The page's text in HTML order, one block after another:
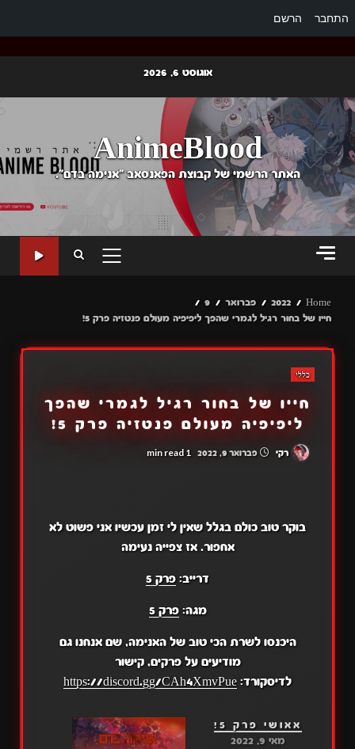
התחבר הרשם
content
אוגוסט 6, 2026
AnimeBlood
האתר הרשמי של קבוצת הפאנסאב "אנימה בדם".
PRIMARY
Home
2022 פברואר
9
חייו של בחור רגיל לגמרי שהפך ליפיפיה מעולם פנטזיה פרק 5!
כללי
חייו של בחור רגיל לגמרי שהפך
ליפיפיה מעולם פנטזיה פרק 5!
רקי פברואר 9, 2022 1 min read
בוקר טוב כולם בגלל שאין לי זמן עכשיו אני פשוט לא
אחפור. אז צפייה נעימה
דרייב: פרק 5
מגה:פרק 5
היכנסו לשרת הכי טוב של האנימה, שם אנחנו גם
מודיעים על פרקים, קישור
לדיסקורד: https://discord.gg/CAh4XmvPue
אאושי פרק 5!
מאי 9, 2022